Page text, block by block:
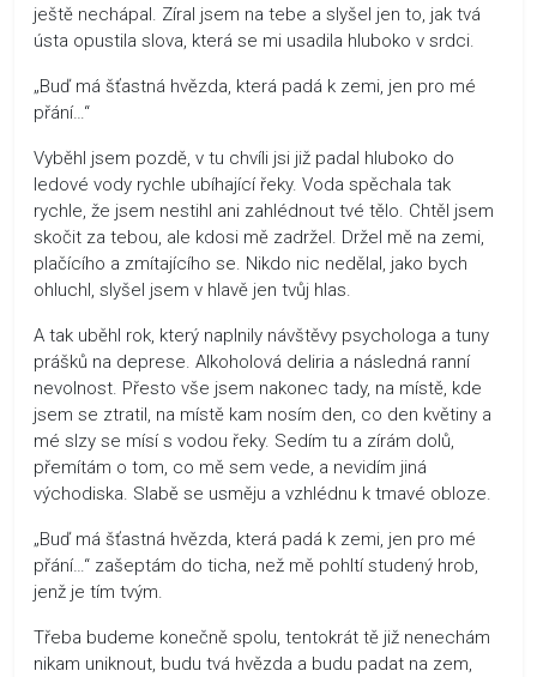
ještě nechápal. Zíral jsem na tebe a slyšel jen to, jak tvá
ústa opustila slova, která se mi usadila hluboko v srdci.
„Buď má šťastná hvězda, která padá k zemi, jen pro mé
přání…“
Vyběhl jsem pozdě, v tu chvíli jsi již padal hluboko do
ledové vody rychle ubíhající řeky. Voda spěchala tak
rychle, že jsem nestihl ani zahlédnout tvé tělo. Chtěl jsem
skočit za tebou, ale kdosi mě zadržel. Držel mě na zemi,
plačícího a zmítajícího se. Nikdo nic nedělal, jako bych
ohluchl, slyšel jsem v hlavě jen tvůj hlas.
A tak uběhl rok, který naplnily návštěvy psychologa a tuny
prášků na deprese. Alkoholová deliria a následná ranní
nevolnost. Přesto vše jsem nakonec tady, na místě, kde
jsem se ztratil, na místě kam nosím den, co den květiny a
mé slzy se mísí s vodou řeky. Sedím tu a zírám dolů,
přemítám o tom, co mě sem vede, a nevidím jiná
východiska. Slabě se usměju a vzhlédnu k tmavé obloze.
„Buď má šťastná hvězda, která padá k zemi, jen pro mé
přání…“ zašeptám do ticha, než mě pohltí studený hrob,
jenž je tím tvým.
Třeba budeme konečně spolu, tentokrát tě již nenechám
nikam uniknout, budu tvá hvězda a budu padat na zem,